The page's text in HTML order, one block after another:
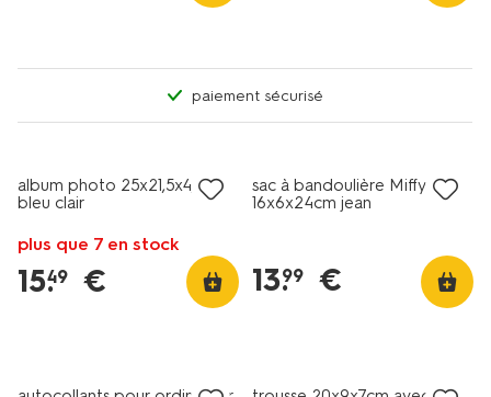
paiement sécurisé
album photo 25x21,5x4,5cm
bleu clair
plus que 7 en stock
15.
49 €
sac à bandoulière Miffy
16x6x24cm jean
13.
99 €